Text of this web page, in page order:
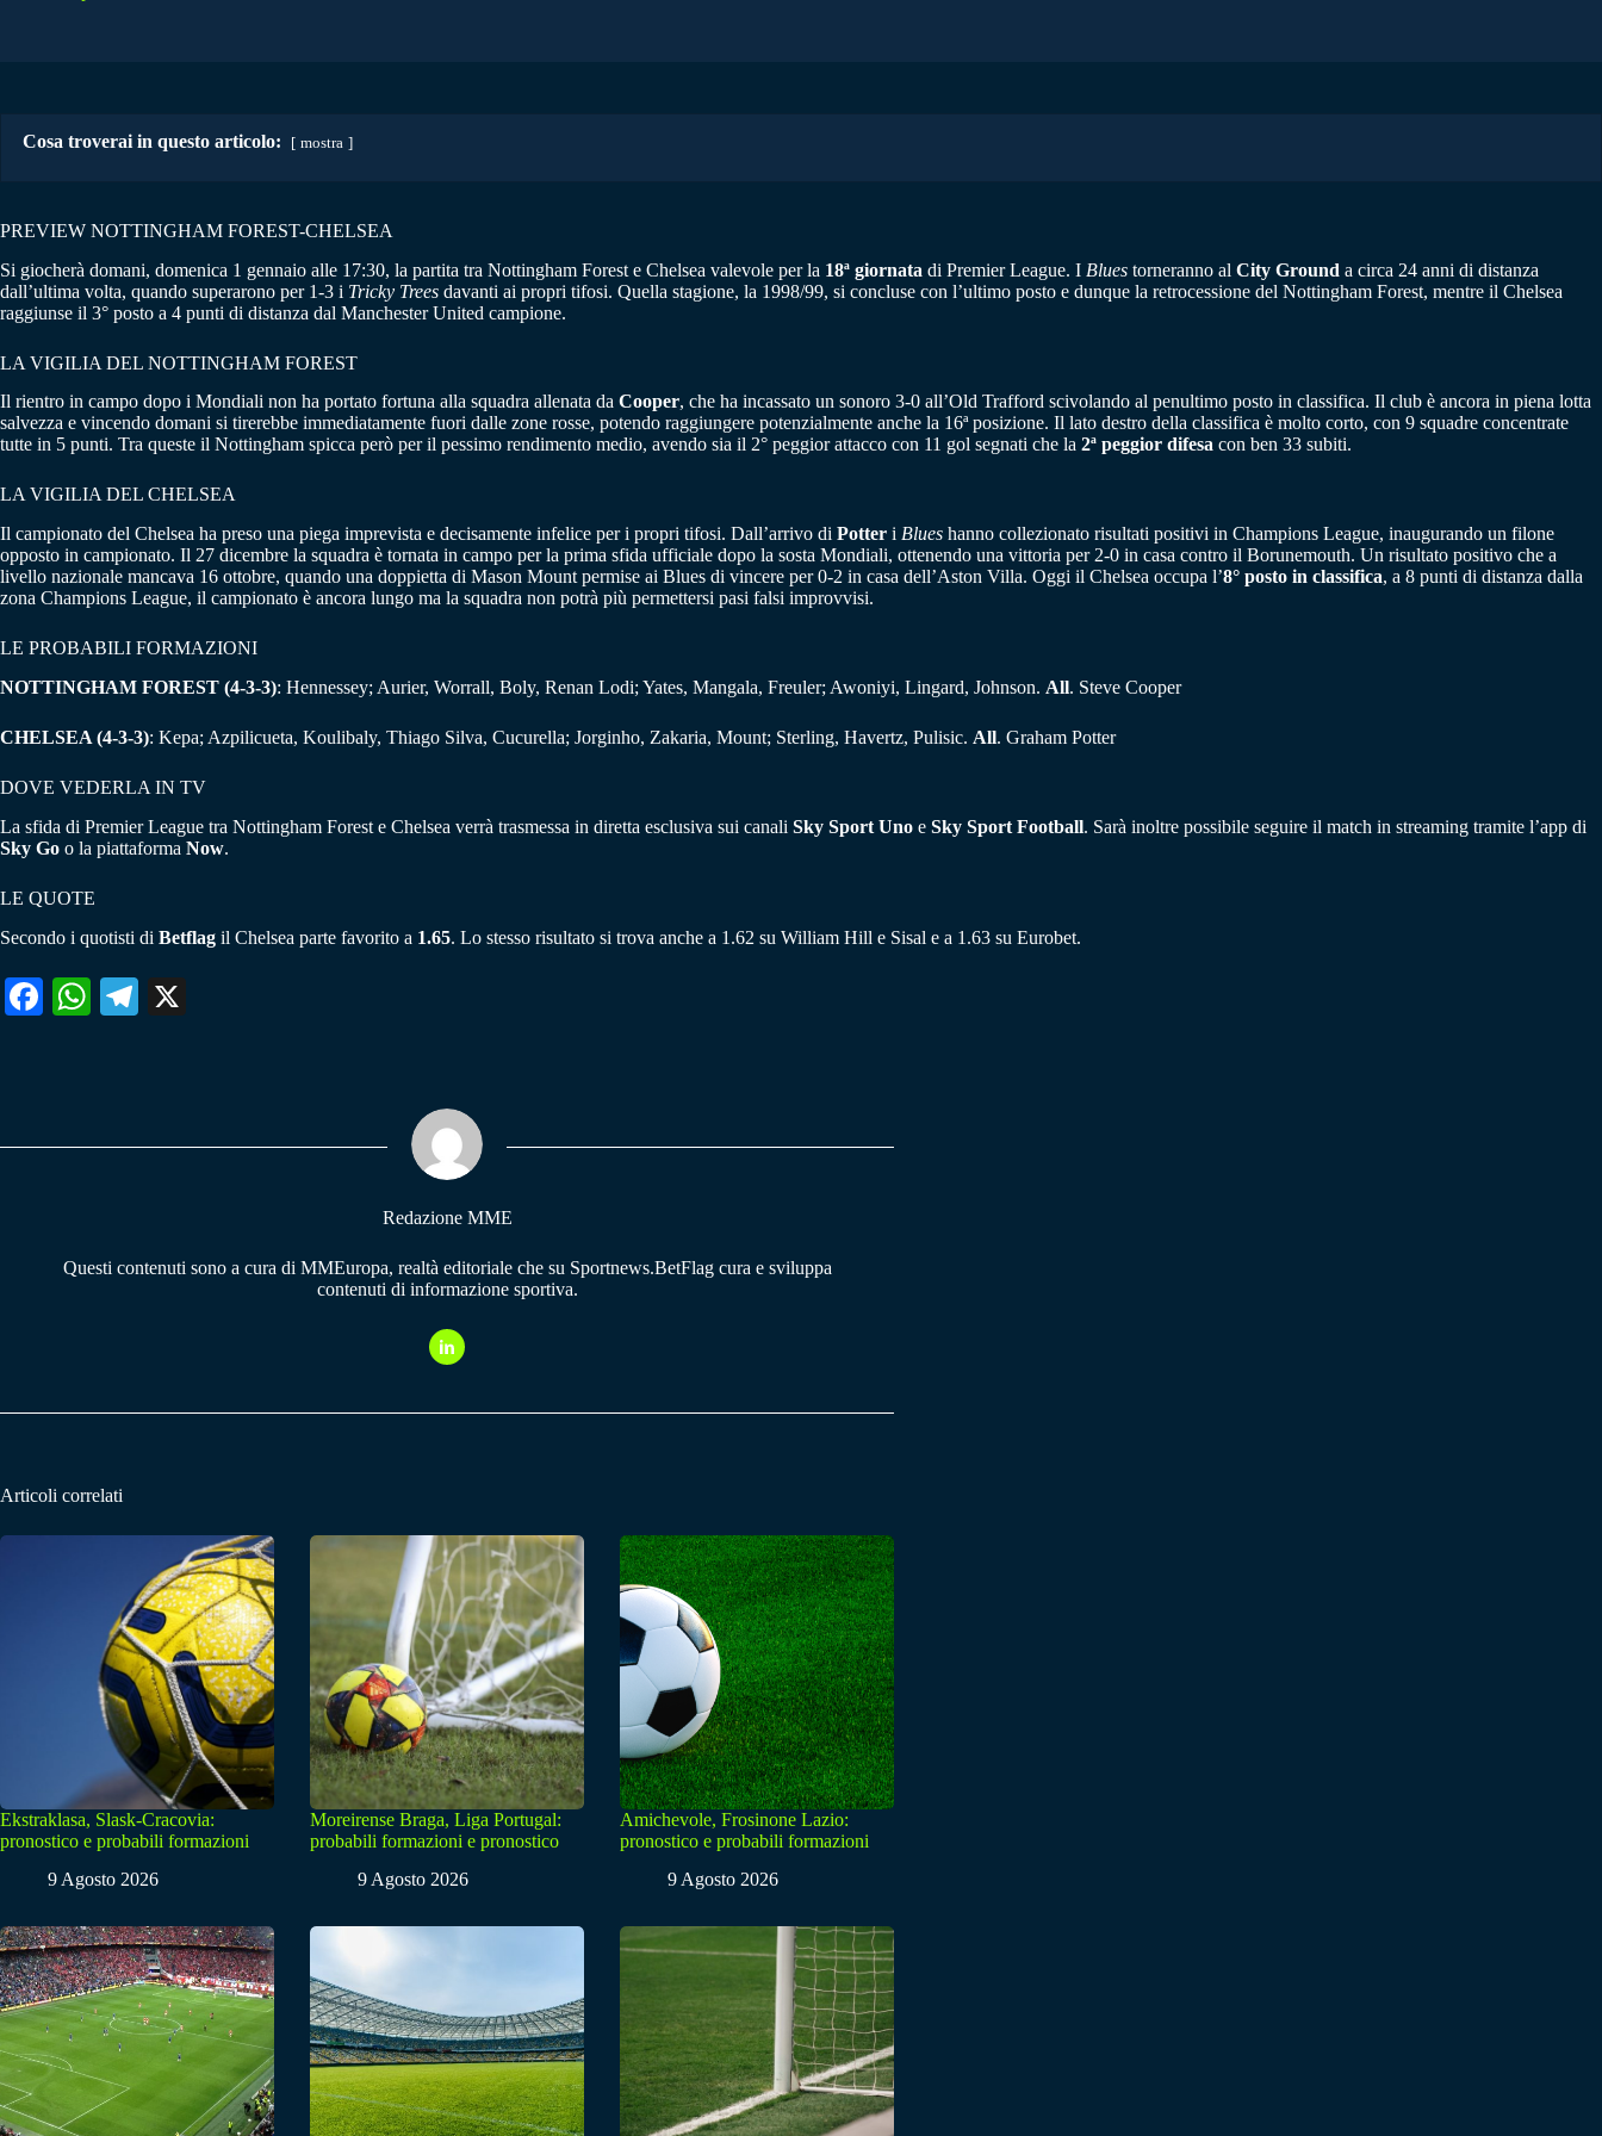
Cosa troverai in questo articolo: mostra
PREVIEW NOTTINGHAM FOREST-CHELSEA
Si giocherà domani, domenica 1 gennaio alle 17:30, la partita tra Nottingham Forest e Chelsea valevole per la 18ª giornata di Premier League. I Blues torneranno al City Ground a circa 24 anni di distanza
dall’ultima volta, quando superarono per 1-3 i Tricky Trees davanti ai propri tifosi. Quella stagione, la 1998/99, si concluse con l’ultimo posto e dunque la retrocessione del Nottingham Forest, mentre il Chelsea
raggiunse il 3° posto a 4 punti di distanza dal Manchester United campione.
LA VIGILIA DEL NOTTINGHAM FOREST
Il rientro in campo dopo i Mondiali non ha portato fortuna alla squadra allenata da Cooper, che ha incassato un sonoro 3-0 all’Old Trafford scivolando al penultimo posto in classifica. Il club è ancora in piena lotta
salvezza e vincendo domani si tirerebbe immediatamente fuori dalle zone rosse, potendo raggiungere potenzialmente anche la 16ª posizione. Il lato destro della classifica è molto corto, con 9 squadre concentrate
tutte in 5 punti. Tra queste il Nottingham spicca però per il pessimo rendimento medio, avendo sia il 2° peggior attacco con 11 gol segnati che la 2ª peggior difesa con ben 33 subiti.
LA VIGILIA DEL CHELSEA
Il campionato del Chelsea ha preso una piega imprevista e decisamente infelice per i propri tifosi. Dall’arrivo di Potter i Blues hanno collezionato risultati positivi in Champions League, inaugurando un filone
opposto in campionato. Il 27 dicembre la squadra è tornata in campo per la prima sfida ufficiale dopo la sosta Mondiali, ottenendo una vittoria per 2-0 in casa contro il Borunemouth. Un risultato positivo che a
livello nazionale mancava 16 ottobre, quando una doppietta di Mason Mount permise ai Blues di vincere per 0-2 in casa dell’Aston Villa. Oggi il Chelsea occupa l’8° posto in classifica, a 8 punti di distanza dalla
zona Champions League, il campionato è ancora lungo ma la squadra non potrà più permettersi pasi falsi improvvisi.
LE PROBABILI FORMAZIONI
NOTTINGHAM FOREST (4-3-3): Hennessey; Aurier, Worrall, Boly, Renan Lodi; Yates, Mangala, Freuler; Awoniyi, Lingard, Johnson. All. Steve Cooper
CHELSEA (4-3-3): Kepa; Azpilicueta, Koulibaly, Thiago Silva, Cucurella; Jorginho, Zakaria, Mount; Sterling, Havertz, Pulisic. All. Graham Potter
DOVE VEDERLA IN TV
La sfida di Premier League tra Nottingham Forest e Chelsea verrà trasmessa in diretta esclusiva sui canali Sky Sport Uno e Sky Sport Football. Sarà inoltre possibile seguire il match in streaming tramite l’app di
Sky Go o la piattaforma Now.
LE QUOTE
Secondo i quotisti di Betflag il Chelsea parte favorito a 1.65. Lo stesso risultato si trova anche a 1.62 su William Hill e Sisal e a 1.63 su Eurobet.
Fa W
pp
Te
m
Redazione MME
Questi contenuti sono a cura di MMEuropa, realtà editoriale che su Sportnews.BetFlag cura e sviluppa
contenuti di informazione sportiva.
Articoli correlati
Ekstraklasa, Slask-Cracovia:
pronostico e probabili formazioni
9 Agosto 2026
Moreirense Braga, Liga Portugal:
probabili formazioni e pronostico
9 Agosto 2026
Amichevole, Frosinone Lazio:
pronostico e probabili formazioni
9 Agosto 2026